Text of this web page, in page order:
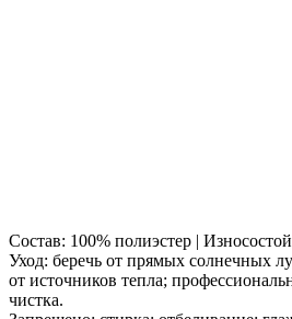
Состав: 100% полиэстер |
Уход: беречь от прямых солнечных
от источников тепла;
чистка.